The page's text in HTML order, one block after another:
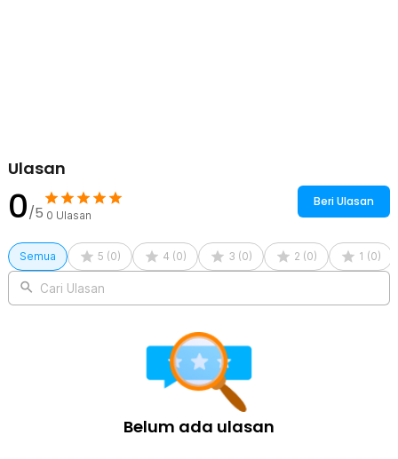
Ulasan
0/5 0 Ulasan
Beri Ulasan
Semua 5 (0) 4 (0) 3 (0) 2 (0) 1 (0)
Cari Ulasan
Belum ada ulasan